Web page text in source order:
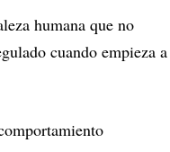
humana que no
cuando empieza a